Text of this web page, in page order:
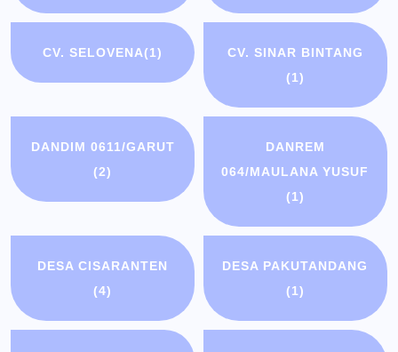
CV. SELOVENA(1)
CV. SINAR BINTANG
(1)
DANDIM 0611/GARUT
(2)
DANREM
064/MAULANA YUSUF
(1)
DESA CISARANTEN
(4)
DESA PAKUTANDANG
(1)